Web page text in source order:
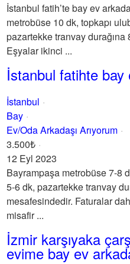
İstanbul fatih’te bay ev
metrobüse 10 dk, topkapı
pazartekke tranvay
Eşyalar ikinci ...
İstanbul fatihte bay
İstanbul
Bay
Ev/Oda Arkadaşı Arıyorum
3.500₺
12 Eyl 2023
Bayrampaşa metrobüse 7-8
5-6 dk, pazartekke tranvay
mesafesindedir. Faturalar
misafir ...
İzmir karşıyaka
evime bay ev